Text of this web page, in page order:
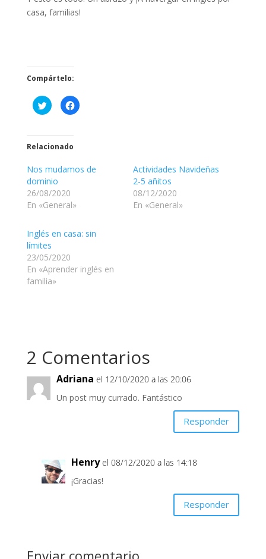
casa, familias!
Compártelo:
H
a
i
c
r
a
c
o
m
p
a
i
r
e
n
T
w
i
t
e
e
n
u
e
e
v
a
)
H
a
r
a
p
a
i
r
a
c
r
e
e
n
u
a
v
u
e
a
Relacionado
Nos mudamos de
dominio
26/08/2020
En «General»
Actividades Navideñas
2-5 añitos
08/12/2020
En «General»
Inglés en casa: sin
límites
23/05/2020
En «Aprender inglés en
familia»
2 Comentarios
Adriana el 12/10/2020 a las 20:06
Un post muy currado. Fantástico
Responder
Henry el 08/12/2020 a las 14:18
¡Gracias!
Responder
Enviar comentario